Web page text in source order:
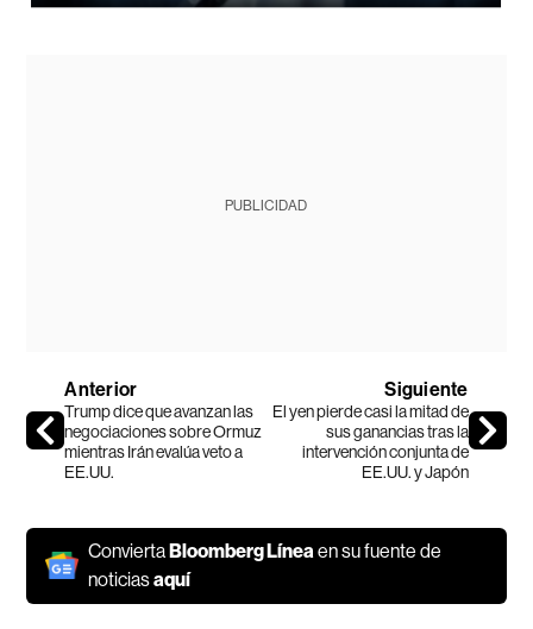
PUBLICIDAD
Anterior
Trump dice que avanzan las
negociaciones sobre Ormuz
mientras Irán evalúa veto a
EE.UU.
Siguiente
El yen pierde casi la mitad de
sus ganancias tras la
intervención conjunta de
EE.UU. y Japón
ConviertaBloomberg Línea en su fuente de
noticiasaquí